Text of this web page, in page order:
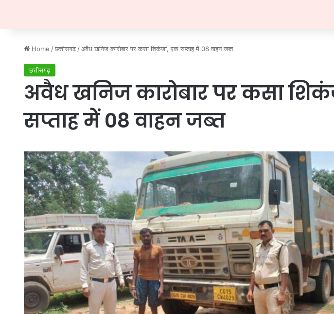
Home / छत्तीसगढ़ / अवैध खनिज कारोबार पर कसा शिकंजा, एक सप्ताह में 08 वाहन जब्त
छत्तीसगढ़
अवैध खनिज कारोबार पर कसा
सप्ताह में 08 वाहन जब्त